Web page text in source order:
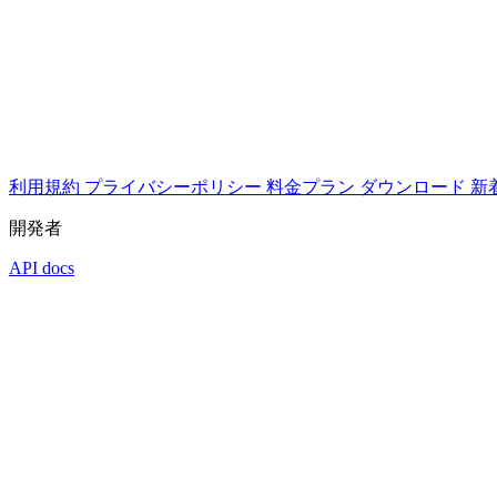
利用規約 プライバシーポリシー 料金プラン ダウンロード 新
開発者
API docs